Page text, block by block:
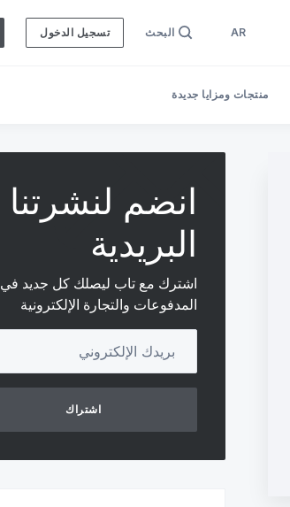
AR
البحث تسجيل الدخول
منتجات ومزايا جديدة
انضم لنشرتنا
البريدية
اشترك مع تاب ليصلك كل جديد في
المدفوعات والتجارة الإلكترونية
اشتراك